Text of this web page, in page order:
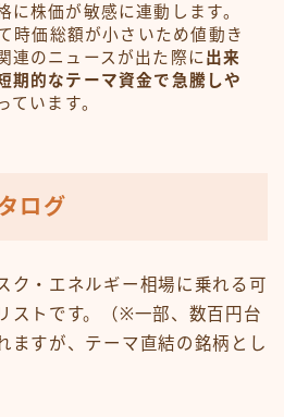
に株価が敏感に連動します。
時価総額が小さいため値動き
連のニュースが出た際に 出来
期的なテーマ資金で急騰しや
ています。
ログ
ク・エネルギー相場に乗れる可
ストです。（※一部、数百円台
ますが、テーマ直結の銘柄とし